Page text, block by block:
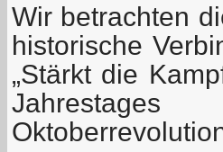
Wir betrachten
historische
„Stärkt die